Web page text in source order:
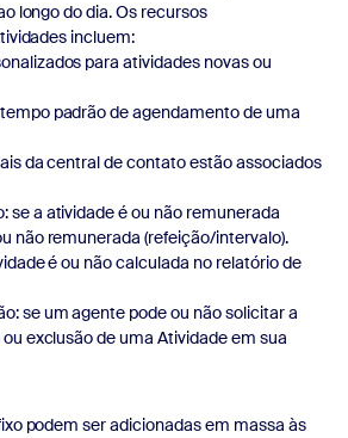
longo do dia. Os recursos
incluem:
para atividades novas ou
padrão de agendamento de uma
da central de contato estão associados
se a atividade é ou não remunerada
não remunerada (refeição/intervalo).
é ou não calculada no relatório de
se um agente pode ou não solicitar a
exclusão de uma Atividade em sua
podem ser adicionadas em massa às